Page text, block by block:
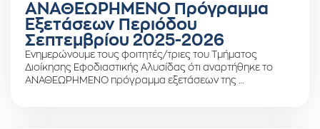
ΑΝΑΘΕΩΡΗΜΕΝΟ Πρόγραμμα
Εξετάσεων Περιόδου
Σεπτεμβρίου 2025-2026
Ενημερώνουμε τους φοιτητές/τριες του Τμήματος
Διοίκησης Εφοδιαστικής Αλυσίδας ότι αναρτήθηκε το
ΑΝΑΘΕΩΡΗΜΕΝΟ πρόγραμμα εξετάσεων της …